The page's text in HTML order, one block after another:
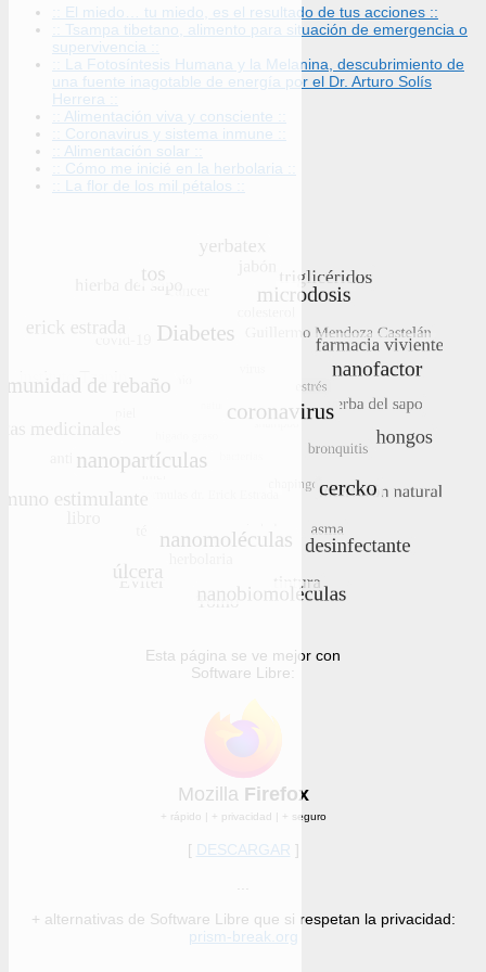
:: El miedo… tu miedo, es el resultado de tus acciones ::
:: Tsampa tibetano, alimento para situación de emergencia o
supervivencia ::
:: La Fotosíntesis Humana y la Melanina, descubrimiento de
una fuente inagotable de energía por el Dr. Arturo Solís
Herrera ::
:: Alimentación viva y consciente ::
:: Coronavirus y sistema inmune ::
:: Alimentación solar ::
:: Cómo me inicié en la herbolaria ::
:: La flor de los mil pétalos ::
Esta página se ve mejor con
Software Libre:
Mozilla Firefox
+ rápido | + privacidad | + seguro
[ DESCARGAR ]
+ alternativas de Software Libre que si respetan la privacidad:
prism-break.org